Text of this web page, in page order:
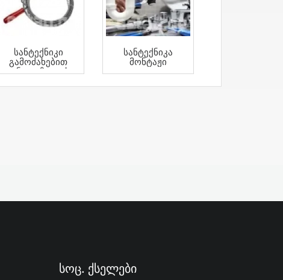
Სანტექნიკი
Გამოძახებით
Კანალიზაციის
Სანტექნიკა
Მონტაჟი
Სოც. Ქსელები